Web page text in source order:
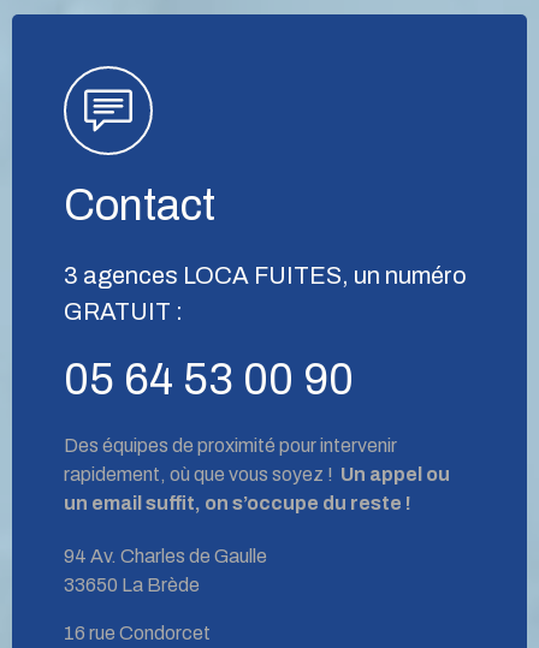
Contact
3 agences LOCA FUITES, un numéro
GRATUIT :
05 64 53 00 90
Des équipes de proximité pour intervenir
rapidement, où que vous soyez ! Un appel ou
un email suffit, on s’occupe du reste !
94 Av. Charles de Gaulle
33650 La Brède
16 rue Condorcet